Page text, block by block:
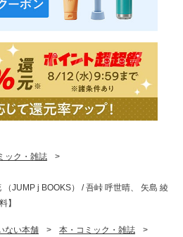
ック・雑誌
>
（JUMP j BOOKS） / 吾峠 呼世晴、 矢島 綾
】
ない本舗 > 本・コミック・雑誌
>